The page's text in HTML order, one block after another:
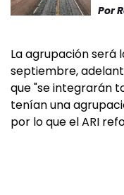
Por
La agrupación será
septiembre,
que "se integrarán
tenían una
por lo que el ARI